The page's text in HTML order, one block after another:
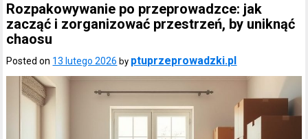
Rozpakowywanie po przeprowadzce: jak
zacząć i zorganizować przestrzeń, by uniknąć
chaosu
Posted on 13 lutego 2026 by ptuprzeprowadzki.pl